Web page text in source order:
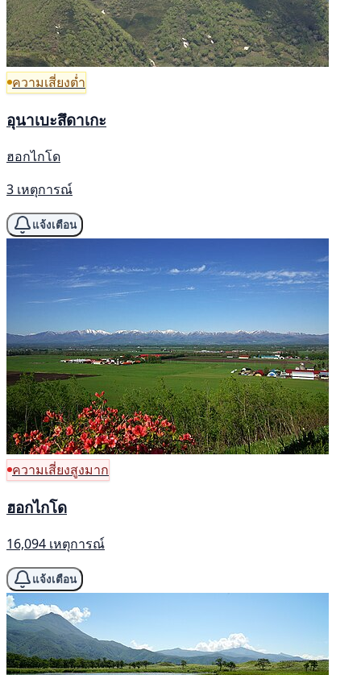
ความเสี่ยงต่ำ
อุนาเบะสึดาเกะ
ฮอกไกโด
3 เหตุการณ์
แจ้งเตือน
ความเสี่ยงสูงมาก
ฮอกไกโด
16,094 เหตุการณ์
แจ้งเตือน